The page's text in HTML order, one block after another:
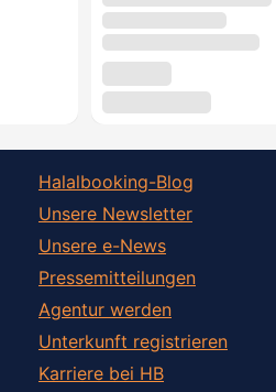
Halalbooking-Blog
Unsere Newsletter
Unsere e-News
Pressemitteilungen
Agentur werden
Unterkunft registrieren
Karriere bei HB